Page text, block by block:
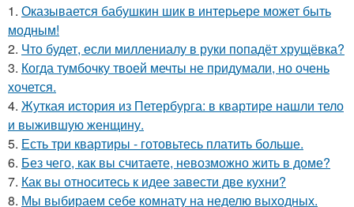
1. Оказывается бабушкин шик в интерьере может быть
модным!
2. Что будет, если миллениалу в руки попадёт хрущёвка?
3. Когда тумбочку твоей мечты не придумали, но очень
хочется.
4. Жуткая история из Петербурга: в квартире нашли тело
и выжившую женщину.
5. Есть три квартиры - готовьтесь платить больше.
6. Без чего, как вы считаете, невозможно жить в доме?
7. Как вы относитесь к идее завести две кухни?
8. Мы выбираем себе комнату на неделю выходных.